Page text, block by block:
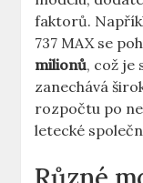
faktorů.
737 MAX se
milionů, což ‍je
zanechává
rozpočtu po
letecké